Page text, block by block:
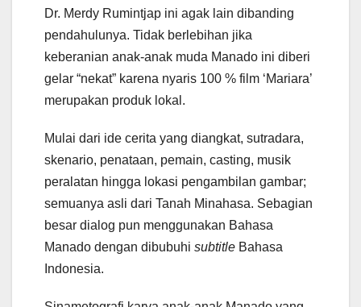
Dr. Merdy Rumintjap ini agak lain dibanding
pendahulunya. Tidak berlebihan jika
keberanian anak-anak muda Manado ini diberi
gelar “nekat” karena nyaris 100 % film ‘Mariara’
merupakan produk lokal.
Mulai dari ide cerita yang diangkat, sutradara,
skenario, penataan, pemain, casting, musik
peralatan hingga lokasi pengambilan gambar;
semuanya asli dari Tanah Minahasa. Sebagian
besar dialog pun menggunakan Bahasa
Manado dengan dibubuhi subtitle Bahasa
Indonesia.